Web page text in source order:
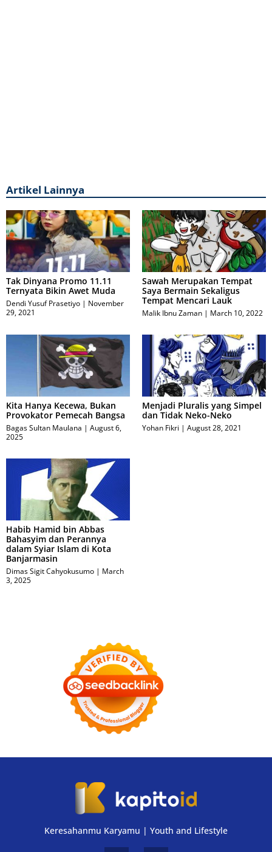
Artikel Lainnya
Tak Dinyana Promo 11.11
Ternyata Bikin Awet Muda
Dendi Yusuf Prasetiyo
November
29, 2021
Sawah Merupakan Tempat
Saya Bermain Sekaligus
Tempat Mencari Lauk
Malik Ibnu Zaman March 10, 2022
Kita Hanya Kecewa, Bukan
Provokator Pemecah Bangsa
Bagas Sultan Maulana
August 6,
2025
Menjadi Pluralis yang Simpel
dan Tidak Neko-Neko
Yohan Fikri August 28, 2021
Habib Hamid bin Abbas
Bahasyim dan Perannya
dalam Syiar Islam di Kota
Banjarmasin
Dimas Sigit Cahyokusumo
March
3, 2025
Keresahanmu Karyamu | Youth and Lifestyle